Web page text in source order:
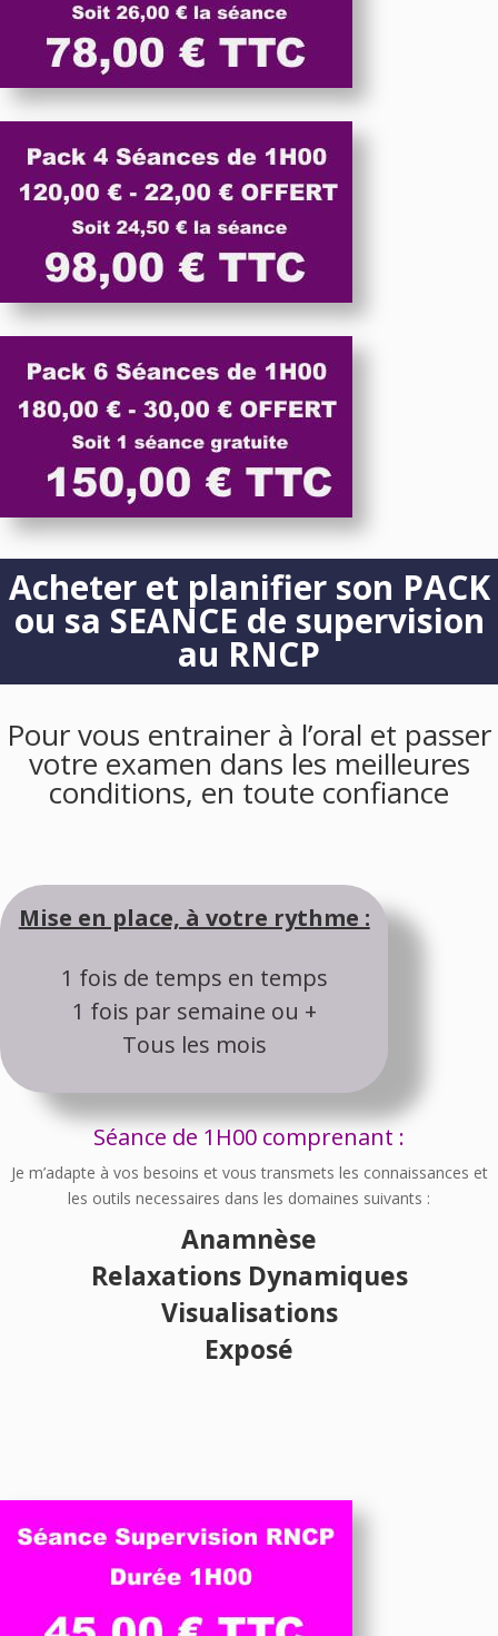
Acheter et planifier son PACK
ou sa SEANCE de supervision
au RNCP
Pour vous entrainer à l’oral et passer
votre examen dans les meilleures
conditions, en toute confiance
Mise en place, à votre rythme :
1 fois de temps en temps
1 fois par semaine ou +
Tous les mois
Séance de 1H00 comprenant :
Je m’adapte à vos besoins et vous transmets les connaissances et
les outils necessaires dans les domaines suivants :
Anamnèse
Relaxations Dynamiques
Visualisations
Exposé